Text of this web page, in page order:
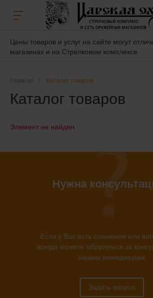
Цены товаров и услуг на сайте могут
магазинах и на Стрелковом комплексе
Главная Каталог товаров
Каталог товаров
Элемент не найден
Нужна
Если у Вас есть сомнения или
всегда можете обратиться за
нашим менеджерам
Задать вопрос